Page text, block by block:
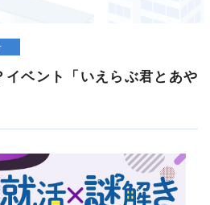
ベント「いえらぶ君とあや